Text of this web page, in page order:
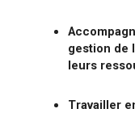
gestion de
leurs
Travailler